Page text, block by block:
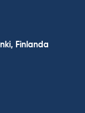
Finlanda